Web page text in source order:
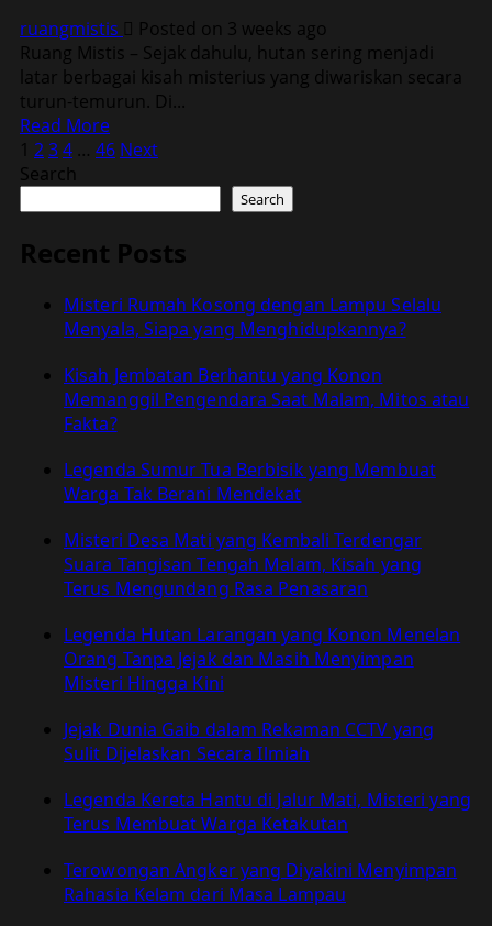
ruangmistis
Posted on 3 weeks ago
Ruang Mistis – Sejak dahulu, hutan sering menjadi
latar berbagai kisah misterius yang diwariskan secara
turun-temurun. Di...
Read MoreRead
more
Terlarang
yang
Diyakini
Menjadi
Gerbang
Menuju
Alam
Lain
Posts
pagination
1 234 … 46 Next
Search
Search
Recent Posts
Misteri Rumah Kosong dengan Lampu Selalu
Menyala, Siapa yang Menghidupkannya?
Kisah Jembatan Berhantu yang Konon
Memanggil Pengendara Saat Malam, Mitos atau
Fakta?
Legenda Sumur Tua Berbisik yang Membuat
Warga Tak Berani Mendekat
Misteri Desa Mati yang Kembali Terdengar
Suara Tangisan Tengah Malam, Kisah yang
Terus Mengundang Rasa Penasaran
Legenda Hutan Larangan yang Konon Menelan
Orang Tanpa Jejak dan Masih Menyimpan
Misteri Hingga Kini
Jejak Dunia Gaib dalam Rekaman CCTV yang
Sulit Dijelaskan Secara Ilmiah
Legenda Kereta Hantu di Jalur Mati, Misteri yang
Terus Membuat Warga Ketakutan
Terowongan Angker yang Diyakini Menyimpan
Rahasia Kelam dari Masa Lampau